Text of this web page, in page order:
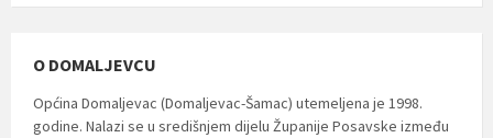
O DOMALJEVCU
Općina Domaljevac (Domaljevac-Šamac) utemeljena je 1998.
godine. Nalazi se u središnjem dijelu Županije Posavske između